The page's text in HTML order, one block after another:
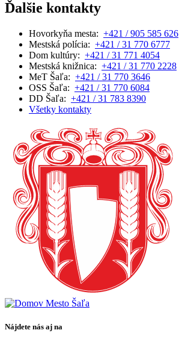
Ďalšie kontakty
Hovorkyňa mesta: +421 / 905 585 626
Mestská polícia: +421 / 31 770 6777
Dom kultúry: +421 / 31 771 4054
Mestská knižnica: +421 / 31 770 2228
MeT Šaľa: +421 / 31 770 3646
OSS Šaľa: +421 / 31 770 6084
DD Šaľa: +421 / 31 783 8390
Všetky kontakty
Nájdete nás aj na